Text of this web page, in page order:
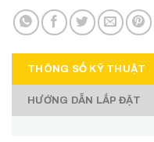
THÔNG SỐ KỸ THUẬT
HƯỚNG DẪN LẮP ĐẶT